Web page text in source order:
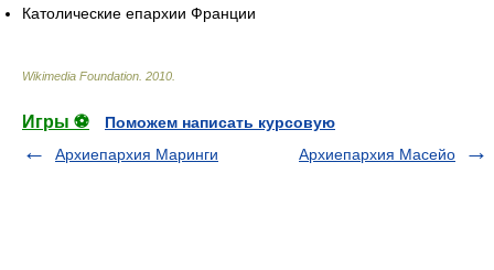
Католические епархии Франции
Wikimedia Foundation 2010
Игры ⚽
Поможем написать курсовую
Архиепархия Маринги
Архиепархия Масейо